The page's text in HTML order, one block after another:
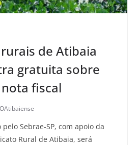
de Atibaia
gratuita sobre
fiscal
OAtibaiense
Sebrae-SP, com apoio da
Rural de Atibaia, será